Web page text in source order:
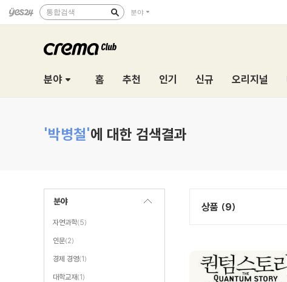
통합검색 분야
분야 홈 추천 인기 신규 오리지널
'박병철'에 대한 검색결과
분야
자연과학(5)
인문(2)
경제 경영(1)
대학교재(1)
상품 (9)